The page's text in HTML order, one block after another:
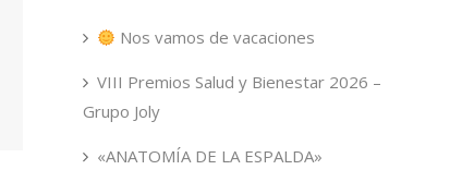
Nos vamos de vacaciones
VIII Premios Salud y Bienestar 2026 –
Grupo Joly
«ANATOMÍA DE LA ESPALDA»